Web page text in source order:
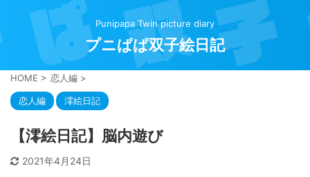
Punipapa Twin picture diary
プニぱぱ双子絵日記
HOME > 恋人編 >
恋人編 澪絵日記
【澪絵日記】脳内遊び
2021年4月24日